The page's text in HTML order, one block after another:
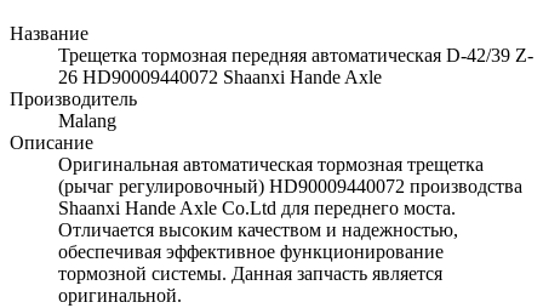
Название
Трещетка тормозная передняя автоматическая D-42/39 Z-
26 HD90009440072 Shaanxi Hande Axle
Производитель
Malang
Описание
Оригинальная автоматическая тормозная трещетка
(рычаг регулировочный) HD90009440072 производства
Shaanxi Hande Axle Co.Ltd для переднего моста.
Отличается высоким качеством и надежностью,
обеспечивая эффективное функционирование
тормозной системы. Данная запчасть является
оригинальной.